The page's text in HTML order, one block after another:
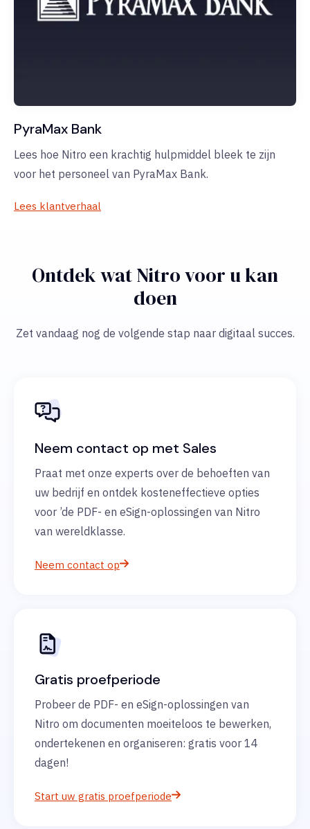
PyraMax Bank
Lees hoe Nitro een krachtig hulpmiddel bleek te zijn
voor het personeel van PyraMax Bank.
Lees klantverhaal
Ontdek wat Nitro voor u kan
doen
Zet vandaag nog de volgende stap naar digitaal succes.
Neem contact op met Sales
Praat met onze experts over de behoeften van
uw bedrijf en ontdek kosteneffectieve opties
voor ’de PDF- en eSign-oplossingen van Nitro
van wereldklasse.
Neem contact op
Gratis proefperiode
Probeer de PDF- en eSign-oplossingen van
Nitro om documenten moeiteloos te bewerken,
ondertekenen en organiseren: gratis voor 14
dagen!
Start uw gratis proefperiode